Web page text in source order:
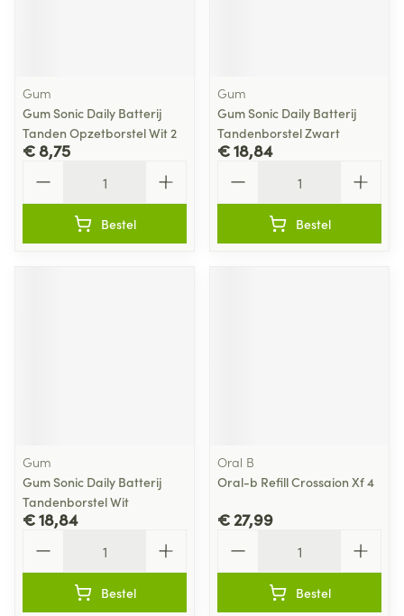
Gum
Gum Sonic Daily Batterij
Tanden Opzetborstel Wit 2
€ 8,75
Bestel
Gum
Gum Sonic Daily Batterij
Tandenborstel Zwart
€ 18,84
Bestel
Gum
Gum Sonic Daily Batterij
Tandenborstel Wit
€ 18,84
Bestel
Oral B
Oral-b Refill Crossaion Xf 4
€ 27,99
Bestel